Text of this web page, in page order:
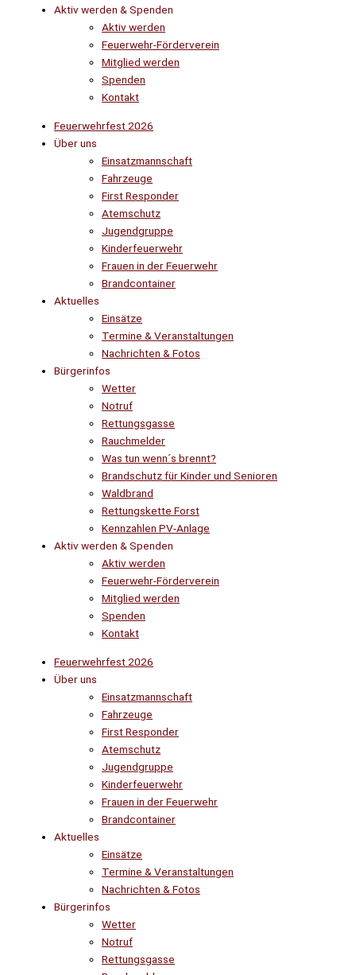
Aktiv werden & Spenden
Aktiv werden
Feuerwehr-Förderverein
Mitglied werden
Spenden
Kontakt
Feuerwehrfest 2026
Über uns
Einsatzmannschaft
Fahrzeuge
First Responder
Atemschutz
Jugendgruppe
Kinderfeuerwehr
Frauen in der Feuerwehr
Brandcontainer
Aktuelles
Einsätze
Termine & Veranstaltungen
Nachrichten & Fotos
Bürgerinfos
Wetter
Notruf
Rettungsgasse
Rauchmelder
Was tun wenn´s brennt?
Brandschutz für Kinder und Senioren
Waldbrand
Rettungskette Forst
Kennzahlen PV-Anlage
Aktiv werden & Spenden
Aktiv werden
Feuerwehr-Förderverein
Mitglied werden
Spenden
Kontakt
Feuerwehrfest 2026
Über uns
Einsatzmannschaft
Fahrzeuge
First Responder
Atemschutz
Jugendgruppe
Kinderfeuerwehr
Frauen in der Feuerwehr
Brandcontainer
Aktuelles
Einsätze
Termine & Veranstaltungen
Nachrichten & Fotos
Bürgerinfos
Wetter
Notruf
Rettungsgasse